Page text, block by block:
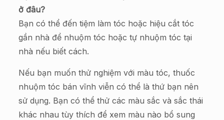
ở đâu?
Bạn có thể đến tiệm làm tóc hoặc hiệu cắt tóc
gần nhà để nhuộm tóc hoặc tự nhuộm tóc tại
nhà nếu biết cách.
Nếu bạn muốn thử nghiệm với màu tóc, thuốc
nhuộm tóc bán vĩnh viễn có thể là thứ bạn nên
sử dụng. Bạn có thể thử các màu sắc và sắc thái
khác nhau tùy thích để xem màu nào bổ sung